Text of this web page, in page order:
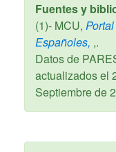
Fuentes y
(1)- MCU,
Españoles, ,.
Datos de
actualizados el
Septiembre de